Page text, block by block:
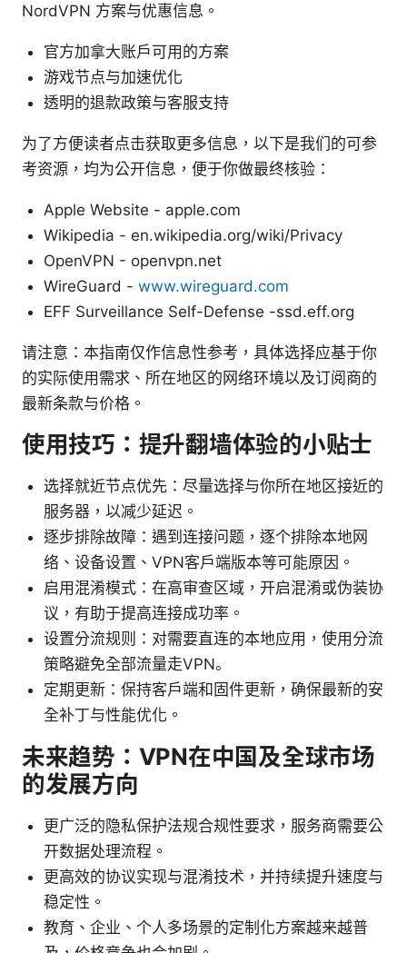
NordVPN 方案与优惠信息。
官方加拿大账户可用的方案
游戏节点与加速优化
透明的退款政策与客服支持
为了方便读者点击获取更多信息，以下是我们的可参
考资源，均为公开信息，便于你做最终核验：
Apple Website - apple.com
Wikipedia - en.wikipedia.org/wiki/Privacy
OpenVPN - openvpn.net
WireGuard - www.wireguard.com
EFF Surveillance Self-Defense -ssd.eff.org
请注意：本指南仅作信息性参考，具体选择应基于你
的实际使用需求、所在地区的网络环境以及订阅商的
最新条款与价格。
使用技巧：提升翻墙体验的小贴士
选择就近节点优先：尽量选择与你所在地区接近的
服务器，以减少延迟。
逐步排除故障：遇到连接问题，逐个排除本地网
络、设备设置、VPN客户端版本等可能原因。
启用混淆模式：在高审查区域，开启混淆或伪装协
议，有助于提高连接成功率。
设置分流规则：对需要直连的本地应用，使用分流
策略避免全部流量走VPN。
定期更新：保持客户端和固件更新，确保最新的安
全补丁与性能优化。
未来趋势：VPN在中国及全球市场
的发展方向
更广泛的隐私保护法规合规性要求，服务商需要公
开数据处理流程。
更高效的协议实现与混淆技术，并持续提升速度与
稳定性。
教育、企业、个人多场景的定制化方案越来越普